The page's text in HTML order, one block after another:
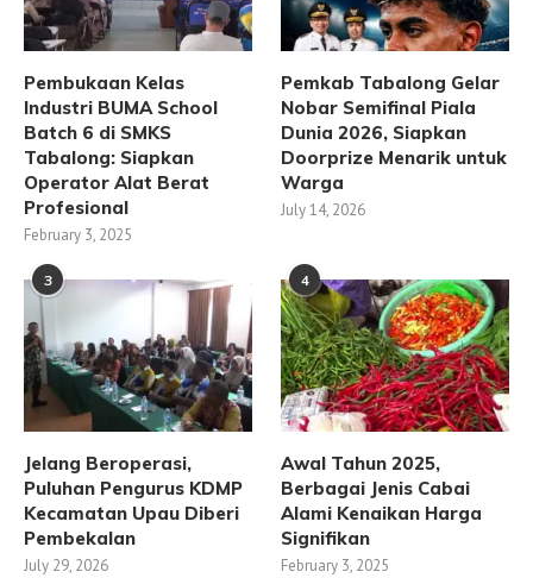
Pembukaan Kelas
Industri BUMA School
Batch 6 di SMKS
Tabalong: Siapkan
Operator Alat Berat
Profesional
February 3, 2025
Pemkab Tabalong Gelar
Nobar Semifinal Piala
Dunia 2026, Siapkan
Doorprize Menarik untuk
Warga
July 14, 2026
3
Jelang Beroperasi,
Puluhan Pengurus KDMP
Kecamatan Upau Diberi
Pembekalan
July 29, 2026
4
Awal Tahun 2025,
Berbagai Jenis Cabai
Alami Kenaikan Harga
Signifikan
February 3, 2025